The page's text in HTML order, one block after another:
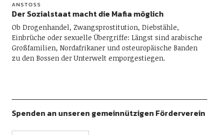
ANSTOSS
Der Sozialstaat macht die Mafia möglich
Ob Drogenhandel, Zwangsprostitution, Diebstähle,
Einbrüche oder sexuelle Übergriffe: Längst sind arabische
Großfamilien, Nordafrikaner und osteuropäische Banden
zu den Bossen der Unterwelt emporgestiegen.
Spenden an unseren gemeinnützigen Förderverein